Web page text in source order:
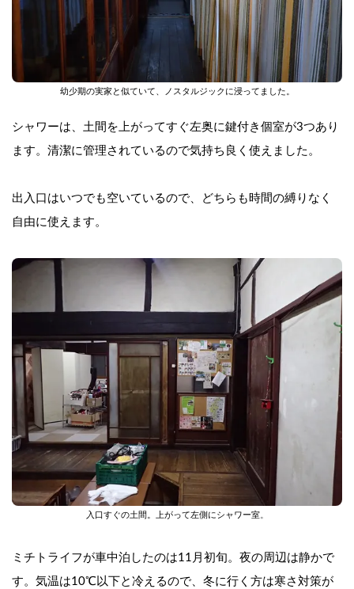
幼少期の実家と似ていて、ノスタルジックに浸ってました。
シャワーは、土間を上がってすぐ左奥に鍵付き個室が3つあり
ます。清潔に管理されているので気持ち良く使えました。
出入口はいつでも空いているので、どちらも時間の縛りなく
自由に使えます。
入口すぐの土間。上がって左側にシャワー室。
ミチトライフが車中泊したのは11月初旬。夜の周辺は静かで
す。気温は10℃以下と冷えるので、冬に行く方は寒さ対策が